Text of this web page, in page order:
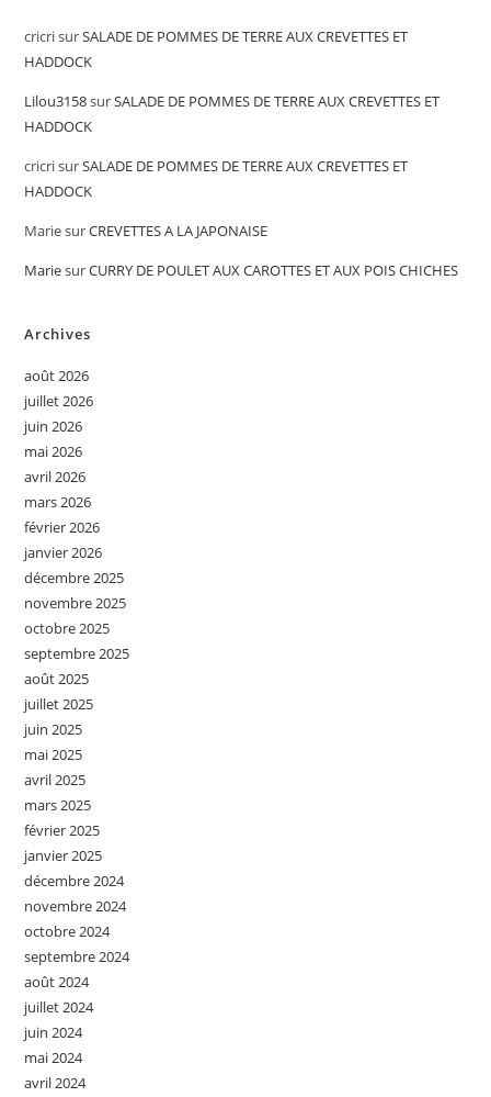
cricrisurSALADE DE POMMES DE TERRE AUX CREVETTES ET
HADDOCK
Lilou3158surSALADE DE POMMES DE TERRE AUX CREVETTES ET
HADDOCK
cricrisurSALADE DE POMMES DE TERRE AUX CREVETTES ET
HADDOCK
MariesurCREVETTES A LA JAPONAISE
MariesurCURRY DE POULET AUX CAROTTES ET AUX POIS CHICHES
Archives
août 2026
juillet 2026
juin 2026
mai 2026
avril 2026
mars 2026
février 2026
janvier 2026
décembre 2025
novembre 2025
octobre 2025
septembre 2025
août 2025
juillet 2025
juin 2025
mai 2025
avril 2025
mars 2025
février 2025
janvier 2025
décembre 2024
novembre 2024
octobre 2024
septembre 2024
août 2024
juillet 2024
juin 2024
mai 2024
avril 2024